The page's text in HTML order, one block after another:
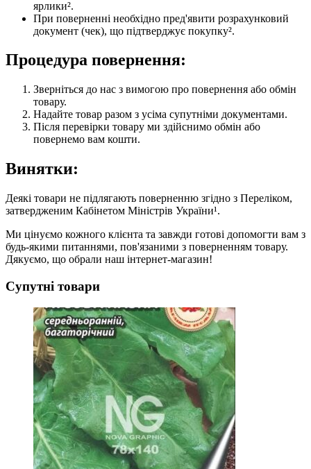
ярлики².
При поверненні необхідно пред'явити розрахунковий
документ (чек), що підтверджує покупку².
Процедура повернення:
Зверніться до нас з вимогою про повернення або обмін
товару.
Надайте товар разом з усіма супутніми документами.
Після перевірки товару ми здійснимо обмін або
повернемо вам кошти.
Винятки:
Деякі товари не підлягають поверненню згідно з Переліком,
затвердженим Кабінетом Міністрів України¹.
Ми цінуємо кожного клієнта та завжди готові допомогти вам з
будь-якими питаннями, пов'язаними з поверненням товару.
Дякуємо, що обрали наш інтернет-магазин!
Супутні товари